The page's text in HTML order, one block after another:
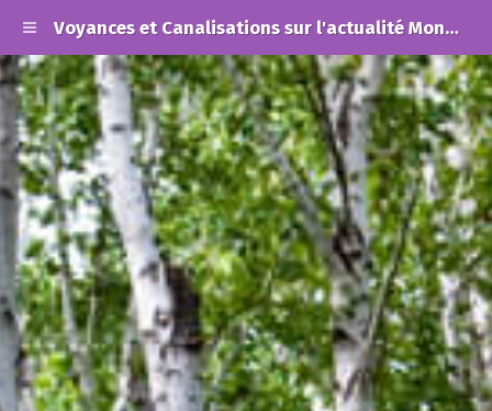
Voyances et Canalisations sur l'actualité Mondiale et les Alertes